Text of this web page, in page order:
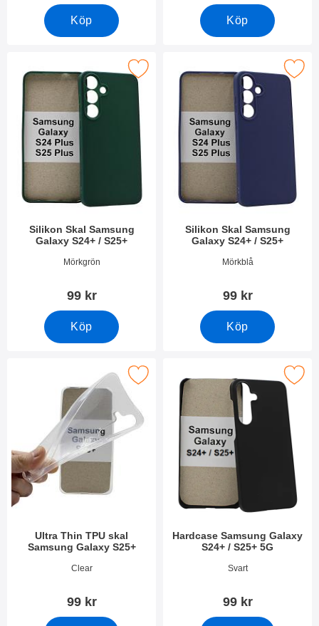
Köp Köp
Silikon Skal Samsung
Galaxy S24+ / S25+
Art. nr 52714Mörkgrön
99 kr
Köp
silikon Skal Samsung Galaxy S24+ / S25+ som favorit
Silikon Skal Samsung
Galaxy S24+ / S25+
Art. nr 52713Mörkblå
99 kr
Köp
Makera silikon Skal Samsung
Ultra Thin TPU skal
Samsung Galaxy S25+
Art. nr 52645Clear
99 kr
ultra Thin TPU skal Samsung Galaxy S25+ som favorit
Hardcase Samsung Galaxy
S24+ / S25+ 5G
Art. nr 52647Svart
99 kr
Makera hardcase Samsung Galaxy